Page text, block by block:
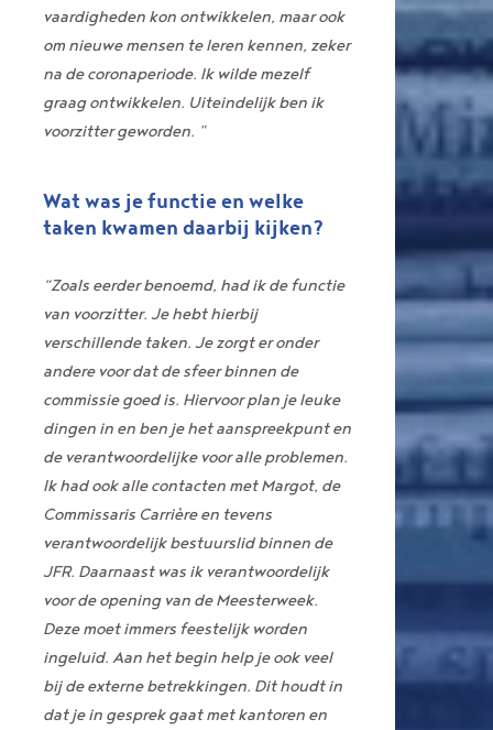
vaardigheden kon ontwikkelen, maar ook
om nieuwe mensen te leren kennen, zeker
na de coronaperiode. Ik wilde mezelf
graag ontwikkelen. Uiteindelijk ben ik
voorzitter geworden. ”
Wat was je functie en welke
taken kwamen daarbij kijken?
“Zoals eerder benoemd, had ik de functie
van voorzitter. Je hebt hierbij
verschillende taken. Je zorgt er onder
andere voor dat de sfeer binnen de
commissie goed is. Hiervoor plan je leuke
dingen in en ben je het aanspreekpunt en
de verantwoordelijke voor alle problemen.
Ik had ook alle contacten met Margot, de
Commissaris Carrière en tevens
verantwoordelijk bestuurslid binnen de
JFR. Daarnaast was ik verantwoordelijk
voor de opening van de Meesterweek.
Deze moet immers feestelijk worden
ingeluid. Aan het begin help je ook veel
bij de externe betrekkingen. Dit houdt in
dat je in gesprek gaat met kantoren en